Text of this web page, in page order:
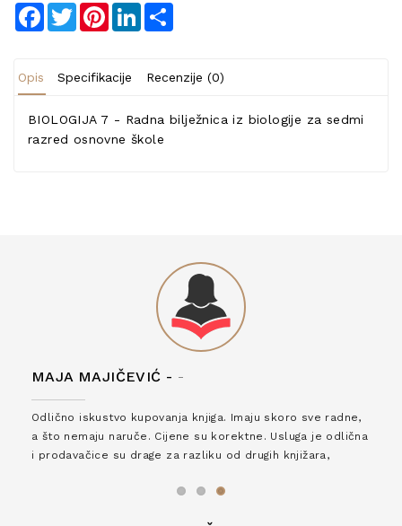
Facebook
TwitterPinterestLinkedIn
Opis Specifikacije Recenzije (0)
BIOLOGIJA 7 - Radna bilježnica iz biologije za sedmi
razred osnovne škole
MAJA MAJIČEVIĆ - -
Odlično iskustvo kupovanja knjiga. Imaju skoro sve radne,
a što nemaju naruče. Cijene su korektne. Usluga je odlična
i prodavačice su drage za razliku od drugih knjižara,